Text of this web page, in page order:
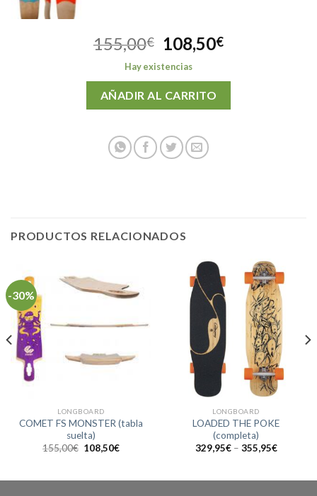
155,00€
El
precio
original
era:
155,00€.
108,50€El
actual
108,50€.
Hay existencias
AÑADIR AL CARRITO
PRODUCTOS RELACIONADOS
-30%
LONGBOARD
COMET FS MONSTER (tabla
suelta)
155,00€ El
precio
155,00€.
108,50€El
108,50€.
LONGBOARD
LOADED THE POKE
(completa)
329,95€– 355,95€